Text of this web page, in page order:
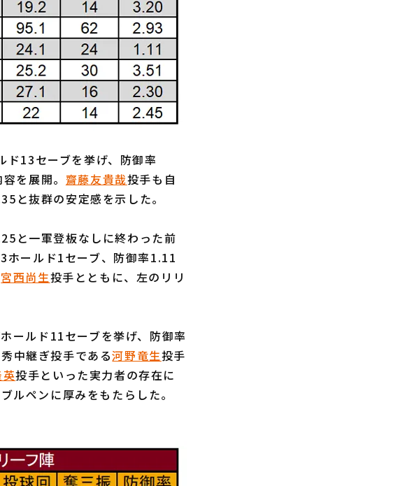
13セーブを挙げ、防御率
を展開。 齋藤友貴哉投手も自
と抜群の安定感を示した。
と一軍登板なしに終わった前
ホールド1セーブ、防御率1.11
宮西尚生投手とともに、左のリリ
ールド11セーブを挙げ、防御率
中継ぎ投手である河野竜生投手
英投手といった実力者の存在に
ルペンに厚みをもたらした。